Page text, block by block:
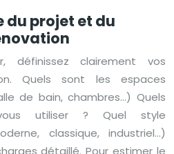
du projet et du
définissez clairement vos
Quels sont les espaces
de bain, chambres…) Quels
vous utiliser ? Quel style
classique, industriel…)
détaillé. Pour estimer le